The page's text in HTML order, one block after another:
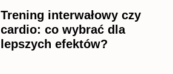
Trening interwałowy czy
cardio: co wybrać dla
lepszych efektów?